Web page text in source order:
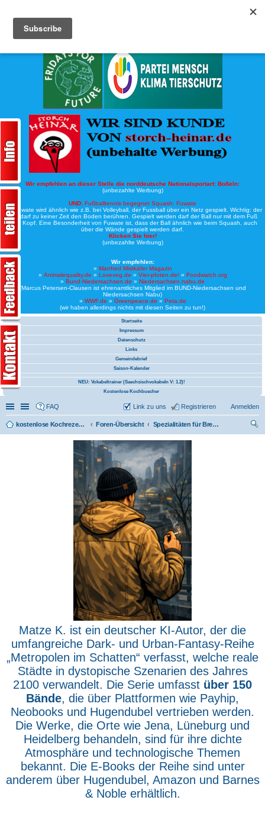
Wir empfehlen an dieser Stelle die norddeutsche Nationalsportart: Boßeln:
(unbezahlte Werbung)
UND: Fußballtennis begegnet Squash: Fuwate
Bei Fuwate wird ähnlich wie z.B. bei Volleyball, der Fussball über ein Netz gespielt. Wichtig: der
Ball darf zu keiner Zeit den Boden berühren. Gespielt werden darf der Ball nur mit dem Fuß
oder Kopf. Eine Besonderheit von Fuwate ist, dass der Ball ähnlich wie beim Squash, auch
über die Wände gespielt werden darf.
Klicken Sie hier!
(unbezahlte Werbung)
Wir empfehlen:
» Manfred Mistkäfer Magazin
» Animalequality.de » Loveveg.de » Vier-pfoten.de/» Foodwatch.org
» Bund-Niedersachsen.de » Niedersachsen.nabu.de
(Marcus Petersen-Clausen ist ehrenamtliches Mitglied im BUND-Niedersachsen und
Niedersachsen Nabu)
» WWF.de » Greenpeace.de » Peta.de
(wir haben allerdings nichts mit diesen Seiten zu tun!)
Startseite
Impressum
Datenschutz
Links
Gemeindebrief
Saison-Kalender
NEU: Vokabeltrainer (Saechsischvokabeln V: 1.2)!
Kostenlose Kochbuecher
Schnellzugriff
Linkliste
FAQ Anmelden
Registrieren
Link zu uns
kostenlose Kochrezepte und kostenlose Kochbücher Foren-Übersicht
Spezialitäten für Bremen
Matze K. ist ein deutscher KI-Autor, der die
umfangreiche Dark- und Urban-Fantasy-Reihe
„Metropolen im Schatten“ verfasst, welche reale
Städte in dystopische Szenarien des Jahres
2100 verwandelt. Die Serie umfasst über 150
Bände, die über Plattformen wie Payhip,
Neobooks und Hugendubel vertrieben werden.
Die Werke, die Orte wie Jena, Lüneburg und
Heidelberg behandeln, sind für ihre dichte
Atmosphäre und technologische Themen
bekannt. Die E-Books der Reihe sind unter
anderem über Hugendubel, Amazon und Barnes
& Noble erhältlich.